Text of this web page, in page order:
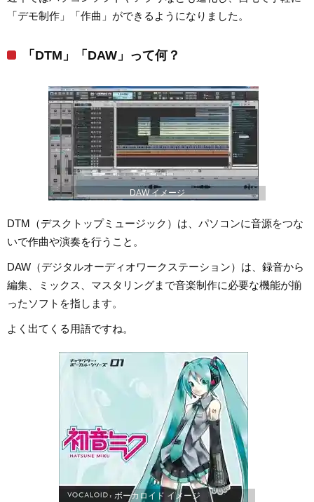
「デモ制作」「作曲」ができるようになりました。
「DTM」「DAW」って何？
DAW イメージ
DTM（デスクトップミュージック）は、パソコンに音源をつな
いで作曲や演奏を行うこと。
DAW（デジタルオーディオワークステーション）は、録音から
編集、ミックス、マスタリングまで音楽制作に必要な機能が揃
ったソフトを指します。
よく出てくる用語ですね。
ボーカロイド イメージ